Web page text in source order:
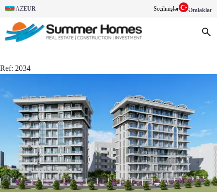
AZEUR Seçilmişlər Əmlaklar
Ref: 2034